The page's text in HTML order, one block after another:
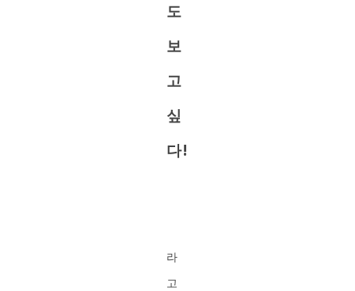
도
보
고
싶
다!
라
고